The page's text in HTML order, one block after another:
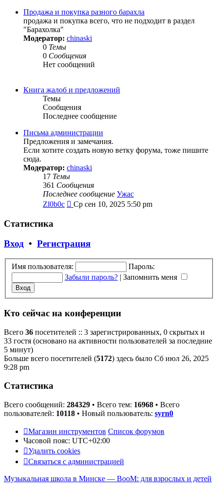
последнему
сообщению
Продажа и покупка разного барахла
продажа и покупка всего, что не подходит в раздел
"Барахолка"
Модератор: chinaski
0 Темы
0 Сообщения
Нет сообщений
Книга жалоб и предложений
Темы
Сообщения
Последнее сообщение
Письма администрации
Предложения и замечания.
Если хотите создать новую ветку форума, тоже пишите
сюда.
Модератор: chinaski
17 Темы
361 Сообщения
Последнее сообщение Ужас
Zl0b0c
Перейти
Ср сен 10, 2025 5:50 pm
Статистика
Вход • Регистрация
Имя пользователя:
Пароль:
Забыли пароль? | Запомнить меня
Кто сейчас на конференции
Всего 36 посетителей :: 3 зарегистрированных, 0 скрытых и
33 гостя (основано на активности пользователей за последние
5 минут)
Больше всего посетителей (5172) здесь было Сб июл 26, 2025
9:28 pm
Статистика
Всего сообщений: 284329 • Всего тем: 16968 • Всего
пользователей: 10118 • Новый пользователь: syrn0
Магазин инструментов Список форумов
Часовой пояс: UTC+02:00
Удалить cookies
Связаться с администрацией
Музыкальная школа в Минске — BooM: для взрослых и детей